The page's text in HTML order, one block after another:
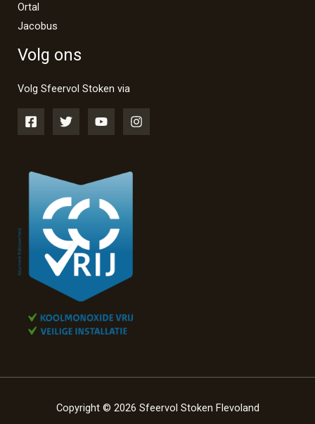
Ortal
Jacobus
Volg ons
Volg Sfeervol Stoken via
Copyright © 2026 Sfeervol Stoken Flevoland